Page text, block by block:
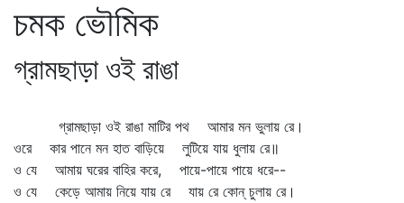
চমক ভৌমিক
গ্রামছাড়া ওই রাঙা
গ্রামছাড়া ওই রাঙা মাটির পথ আমার মন ভুলায় রে।
ওরে কার পানে মন হাত বাড়িয়ে লুটিয়ে যায় ধুলায় রে॥
ও যে আমায় ঘরের বাহির করে, পায়ে-পায়ে পায়ে ধরে--
ও যে কেড়ে আমায় নিয়ে যায় রে যায় রে কোন্‌ চুলায় রে।